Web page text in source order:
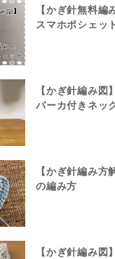
【かぎ針無料編
スマホポシェット
【かぎ針編み図
パーカ付きネッ
【かぎ針編み方
の編み方
【かぎ針編み図